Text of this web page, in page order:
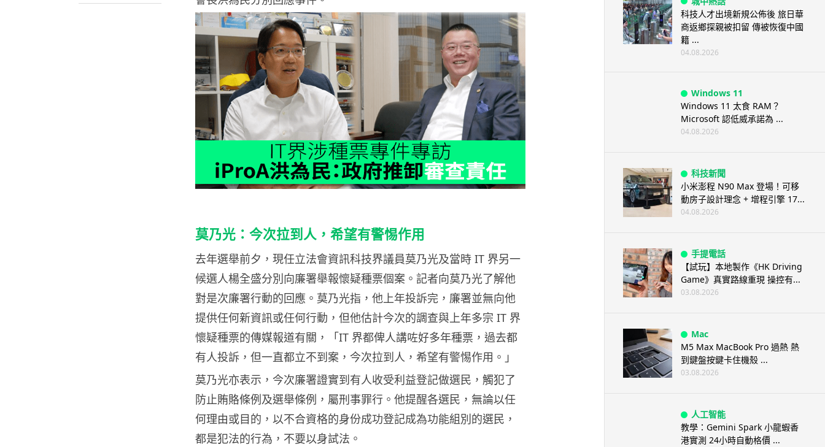
莫乃光：今次拉到人，希望有警惕作用
去年選舉前夕，現任立法會資訊科技界議員莫乃光及當時 IT 界另一
候選人楊全盛分別向廉署舉報懷疑種票個案。記者向莫乃光了解他
對是次廉署行動的回應。莫乃光指，他上年投訴完，廉署並無向他
提供任何新資訊或任何行動，但他估計今次的調查與上年多宗 IT 界
懷疑種票的傳媒報道有關，「IT 界都俾人講咗好多年種票，過去都
有人投訴，但一直都立不到案，今次拉到人，希望有警惕作用。」
莫乃光亦表示，今次廉署證實到有人收受利益登記做選民，觸犯了
防止賄賂條例及選舉條例，屬刑事罪行。他提醒各選民，無論以任
何理由或目的，以不合資格的身份成功登記成為功能組別的選民，
都是犯法的行為，不要以身試法。
科技人才出境新規公佈後 旅日華
商返鄉探親被扣留 傳被恢復中國
籍 ...
04.08.2026
Windows 11
Windows 11 太食 RAM？
Microsoft 認低威承諾為 ...
04.08.2026
科技新聞
小米澎程 N90 Max 登場！可移
動房子設計理念 + 增程引擎 17...
04.08.2026
手提電話
【試玩】本地製作《HK Driving
Game》真實路線重現 操控有...
03.08.2026
Mac
M5 Max MacBook Pro 過熱 熱
到鍵盤按鍵卡住機殼 ...
03.08.2026
人工智能
教學：Gemini Spark 小龍蝦香
港實測 24小時自動格價 ...